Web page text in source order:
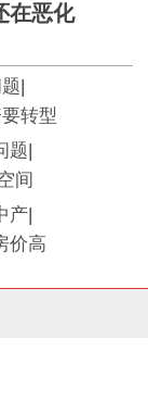
在恶化
|
转型
题|
间
产|
价高